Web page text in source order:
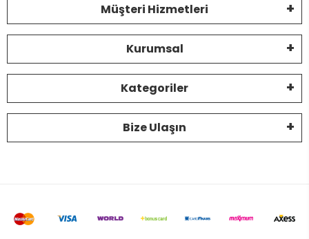
Müşteri Hizmetleri
Kurumsal
Kategoriler
Bize Ulaşın